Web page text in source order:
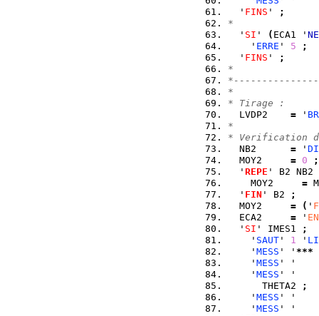
  '
FINS '
;
*
  '
SI ' ( ECA1 '
    '
ERRE ' 5
;
  '
FINS '
;
*
*---------------
*
* Tirage :
  LVDP2
= '
*
* Verification
  NB2
= '
  MOY2
= 0
;
  '
REPE ' B2 NB2
    MOY2
=
  '
FIN ' B2
;
  MOY2
= ( '
  ECA2
= '
  '
SI ' IMES1
;
    '
SAUT ' 1 '
    '
MESS ' ' ***
    '
MESS ' '
    '
MESS ' '
      THETA2
;
    '
MESS ' '
    '
MESS ' '